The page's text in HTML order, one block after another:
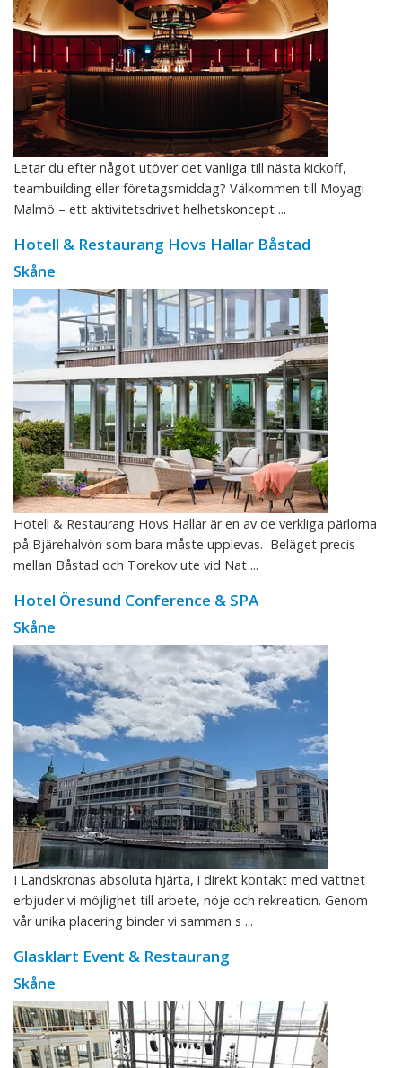
Letar du efter något utöver det vanliga till nästa kickoff,
teambuilding eller företagsmiddag? Välkommen till Moyagi
Malmö – ett aktivitetsdrivet helhetskoncept ...
Hotell & Restaurang Hovs Hallar Båstad
Skåne
Hotell & Restaurang Hovs Hallar är en av de verkliga pärlorna
på Bjärehalvön som bara måste upplevas. Beläget precis
mellan Båstad och Torekov ute vid Nat ...
Hotel Öresund Conference & SPA
Skåne
I Landskronas absoluta hjärta, i direkt kontakt med vattnet
erbjuder vi möjlighet till arbete, nöje och rekreation. Genom
vår unika placering binder vi samman s ...
Glasklart Event & Restaurang
Skåne